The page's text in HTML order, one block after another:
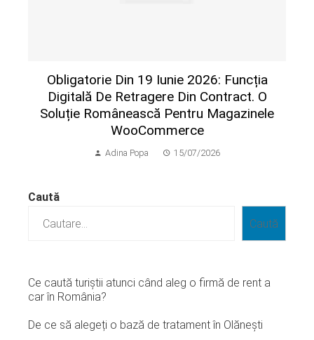
Obligatorie Din 19 Iunie 2026: Funcția
Digitală De Retragere Din Contract. O
Soluție Românească Pentru Magazinele
WooCommerce
Adina Popa 15/07/2026
Caută
Caută
Ce caută turiștii atunci când aleg o firmă de rent a
car în România?
De ce să alegeți o bază de tratament în Olănești